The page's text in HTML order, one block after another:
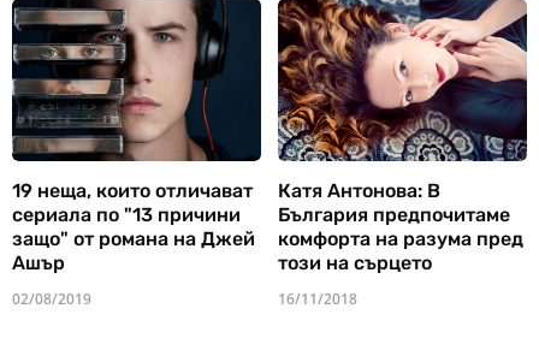
19 неща, които отличават
сериала по "13 причини
защо" от романа на Джей
Ашър
02/08/2019
Катя Антонова: В
България предпочитаме
комфорта на разума пред
този на сърцето
16/11/2018